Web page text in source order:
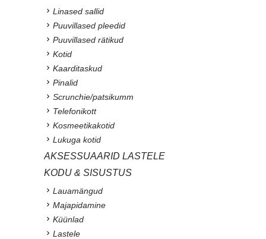
Linased sallid
Puuvillased pleedid
Puuvillased rätikud
Kotid
Kaarditaskud
Pinalid
Scrunchie/patsikumm
Telefonikott
Kosmeetikakotid
Lukuga kotid
AKSESSUAARID LASTELE
KODU & SISUSTUS
Lauamängud
Majapidamine
Küünlad
Lastele